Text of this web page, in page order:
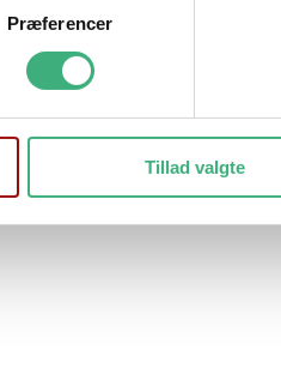
Præferencer
Tillad valgte
eller kefir i stedet for vand.